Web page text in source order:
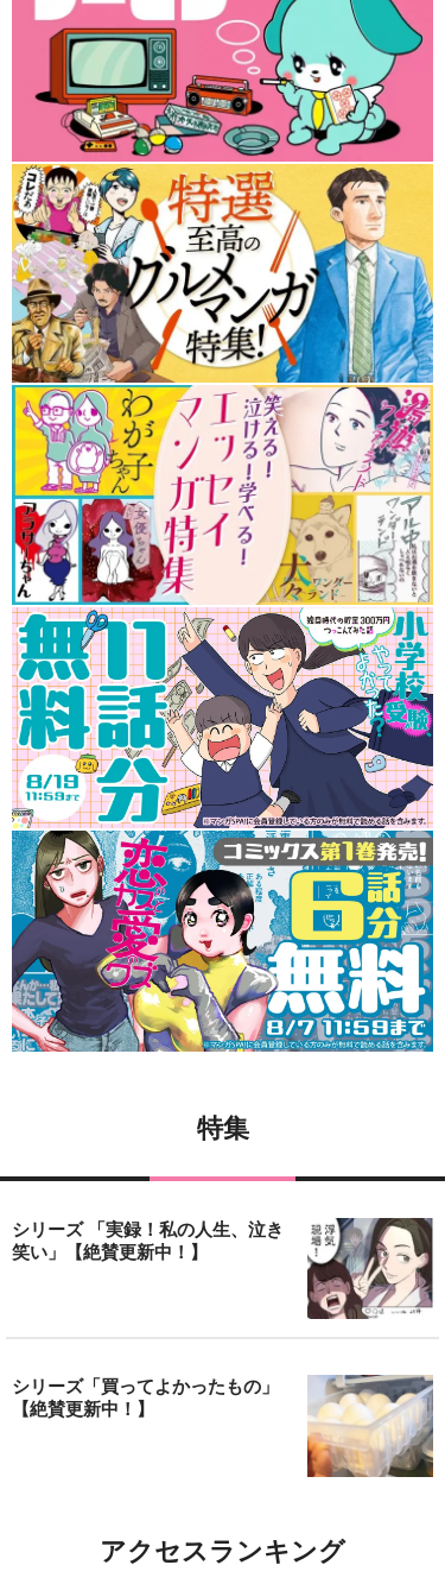
特集
シリーズ 「実録！私の人生、泣き
笑い」【絶賛更新中！】
シリーズ「買ってよかったもの」
【絶賛更新中！】
アクセスランキング